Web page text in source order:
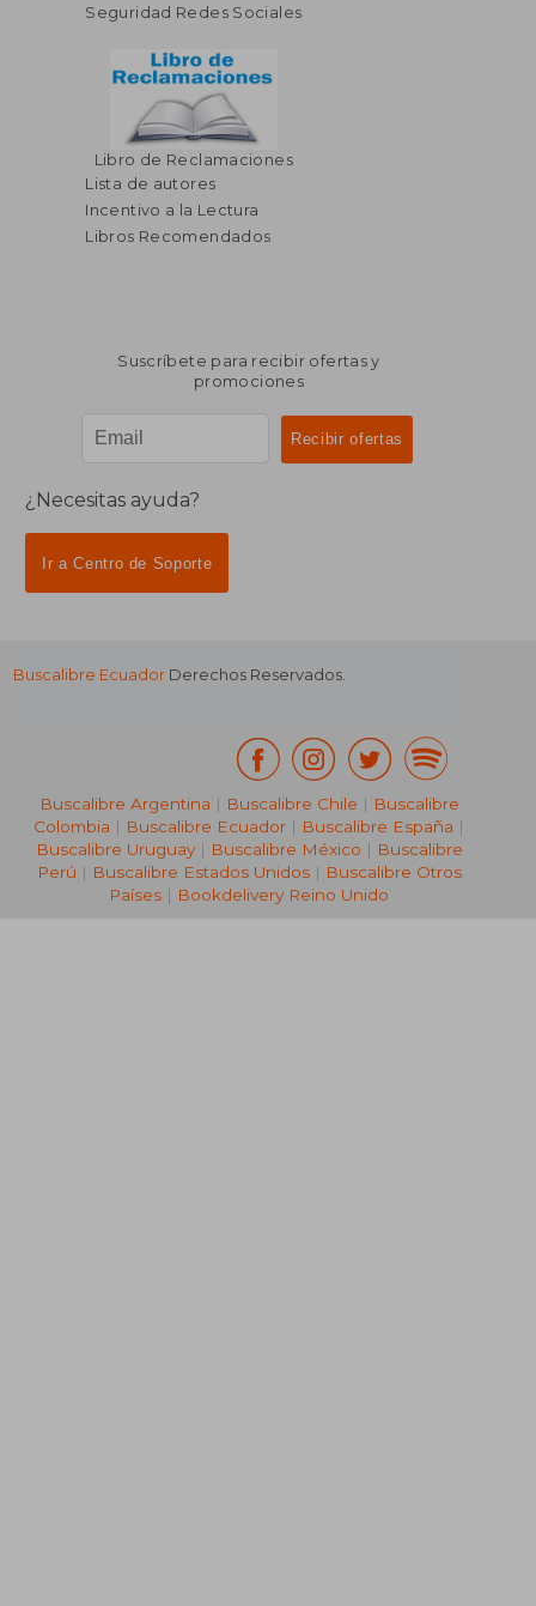
$ 45.01
$ 24.76
Seguridad Redes Sociales
Libro de Reclamaciones
Lista de autores
Incentivo a la Lectura
Libros Recomendados
Suscríbete para recibir ofertas y
promociones
¿Necesitas ayuda?
Ir a Centro de Soporte
Buscalibre Ecuador Derechos Reservados.
Buscalibre Argentina | Buscalibre Chile | Buscalibre
Colombia | Buscalibre Ecuador | Buscalibre España |
Buscalibre Uruguay| Buscalibre México | Buscalibre
Perú | Buscalibre Estados Unidos| Buscalibre Otros
Países | Bookdelivery Reino Unido